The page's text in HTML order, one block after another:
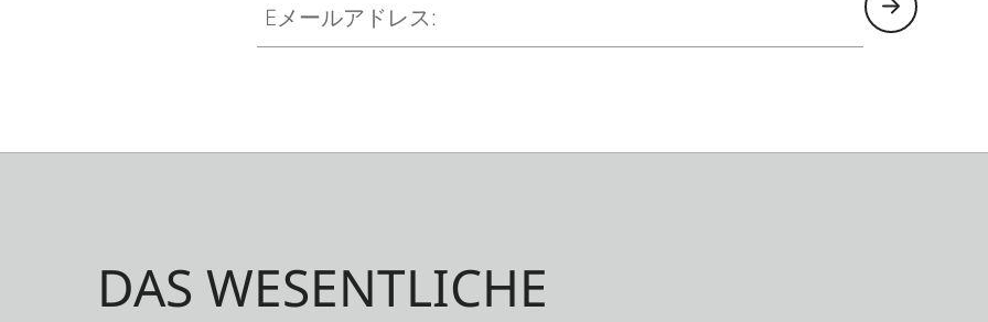
DAS WESENTLICHE